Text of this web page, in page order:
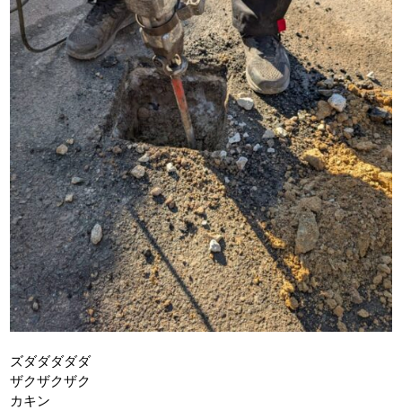
ズダダダダダ
ザクザクザク
カキン